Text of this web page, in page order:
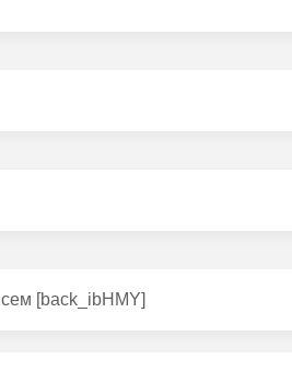
[back_ibHMY]